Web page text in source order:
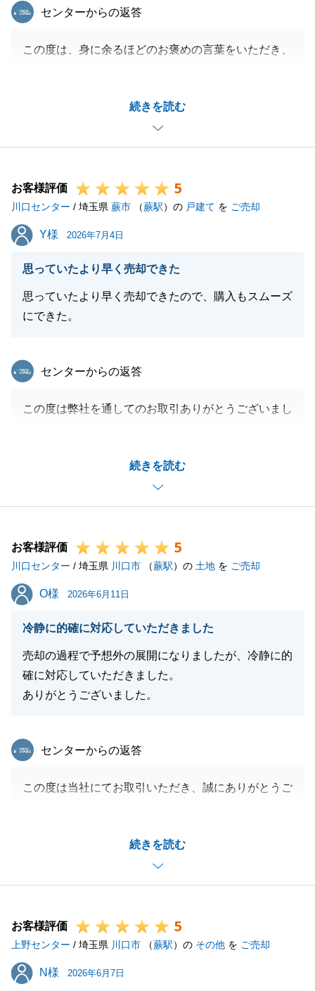
続きを読む
東急リバブル
センターからの返答
この度は、身に余るほどのお褒めの言葉をいただき、
ぱいになっております。
私自身、I様の状況やご不安に寄り添い、少しでも分
かりやすく、そして誠実にお手伝いがしたいという思
メリットだけでなくデメリットも包み隠さずお伝えし
たことを「誠実」と受け取っていただけたこと、本当
に光栄に存じます。
今回のI様からのお言葉を励みに、これからもすべて
のお客様に安心していただけるようなご案内を心がけ
また何かお困り事やご相談などがございましたら、い
つでもお気軽にご連絡下さいませ。
お願いいたします。
お客様評価 5
川口センター / 埼玉県 蕨市 （蕨駅）の 戸建て を ご売却
Y様
Y様 2026年7月4日
思っていたより早く売却できた
思っていたより早く売却できたので、購入もスムーズ
にできた。
続きを読む
東急リバブル
センターからの返答
この度は弊社を通してのお取引ありがとうございまし
了したのもY様のご尽力の賜物でございます。
また何かございましたらご相談いただけますと幸いで
す。
お客様評価 5
川口センター / 埼玉県 川口市 （蕨駅）の 土地 を ご売却
O様
O様 2026年6月11日
冷静に的確に対応していただきました
売却の過程で予想外の展開になりましたが、冷静に的
確に対応していただきました。
ありがとうございました。
続きを読む
東急リバブル
センターからの返答
この度は当社にてお取引いただき、誠にありがとうご
またお困りのことがございましたら、お気兼ねなくお
声がけください。
お客様評価 5
上野センター / 埼玉県 川口市 （蕨駅）の その他 を ご売却
N様
N様 2026年6月7日